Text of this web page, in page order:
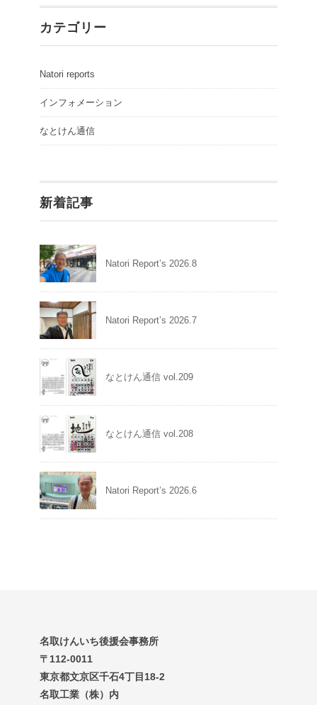
カテゴリー
Natori reports
インフォメーション
なとけん通信
新着記事
Natori Report’s 2026.8
Natori Report’s 2026.7
なとけん通信 vol.209
なとけん通信 vol.208
Natori Report’s 2026.6
名取けんいち後援会事務所
〒112-0011
東京都文京区千石4丁目18-2
名取工業（株）内